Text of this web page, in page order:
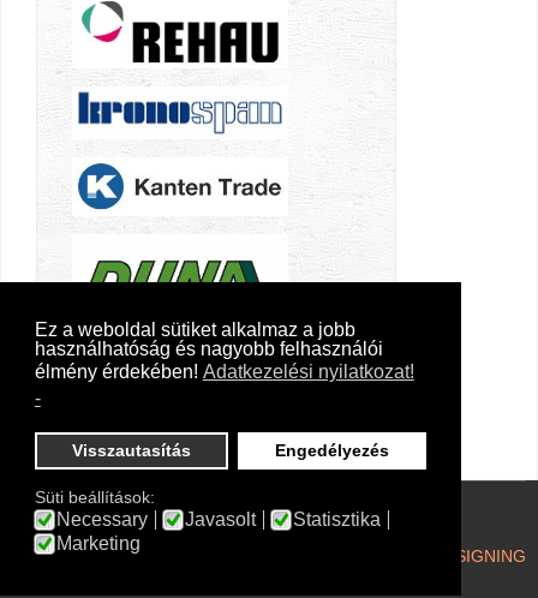
Ez a weboldal sütiket alkalmaz a jobb
használhatóság és nagyobb felhasználói
élmény érdekében! Adatkezelési nyilatkozat!
-
Visszautasítás Engedélyezés
Süti beállítások:
Necessary Javasolt
Statisztika
Marketing
COPYRIGHT © 2026 FAKTÚRA DUÓ FAIPARI KFT.
DESIGNED BY: AS DESIGNING